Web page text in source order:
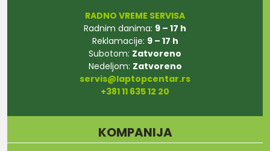
RADNO VREME SERVISA
Radnim danima: 9 – 17 h
Reklamacije: 9 – 17 h
Subotom: Zatvoreno
Nedeljom: Zatvoreno
servis@laptopcentar.rs
+381 11 635 12 20
KOMPANIJA